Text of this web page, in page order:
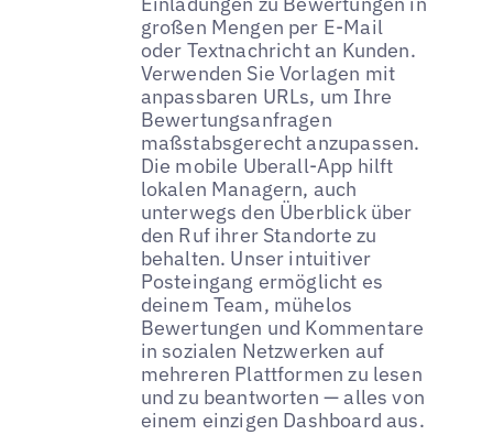
großen Mengen per E-Mail
oder Textnachricht an Kunden.
Verwenden Sie Vorlagen mit
anpassbaren URLs, um Ihre
Bewertungsanfragen
maßstabsgerecht anzupassen.
Die mobile Uberall-App hilft
lokalen Managern, auch
unterwegs den Überblick über
den Ruf ihrer Standorte zu
behalten. Unser intuitiver
Posteingang ermöglicht es
deinem Team, mühelos
Bewertungen und Kommentare
in sozialen Netzwerken auf
mehreren Plattformen zu lesen
und zu beantworten — alles von
einem einzigen Dashboard aus.